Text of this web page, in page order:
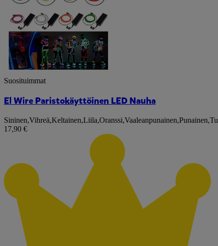
Suosituimmat
El Wire Paristokäyttöinen LED Nauha
Sininen,Vihreä,Keltainen,Liila,Oranssi,Vaaleanpunainen,Punainen,
17,90 €